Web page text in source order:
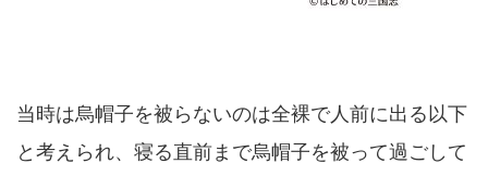
当時は烏帽子を被らないのは全裸で人前に出る以下
と考えられ、寝る直前まで烏帽子を被って過ごして